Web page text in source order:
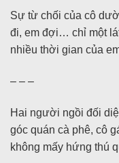
Sự từ chối của cô
đi, em đợi… chỉ một
nhiều thời gian của
– – –
Hai người ngồi đối
góc quán cà phê, cô
không mấy hứng thú